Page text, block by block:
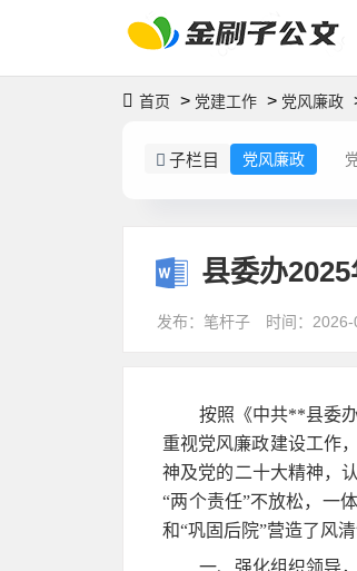
首页 > 党建工作 > 党风廉政
子栏目 党风廉政
县委办
发布：笔杆子 时间：
按照《中共**县委
重视党风廉政建设工作
神及党的二十大精神，
“两个责任”不放松，一
和“巩固后院”营造了风
一、强化组织领导